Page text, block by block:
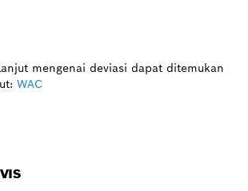
mengenai deviasi dapat ditemukan
WAC